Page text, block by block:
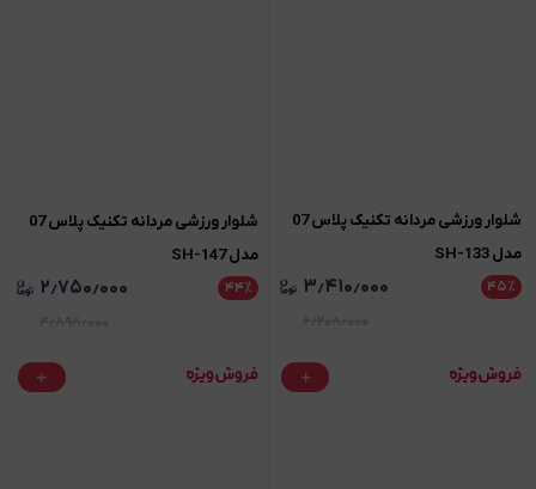
شلوار ورزشی مردانه تکنیک پلاس 07
مدل SH-133
۴۵٪ ۳٫۴۱۰٫۰۰۰
شلوار ورزشی مردانه تکنیک پلاس 07
مدل SH-147
۴۴٪ ۲٫۷۵۰٫۰۰۰